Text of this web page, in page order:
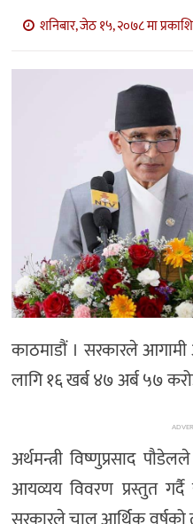
अर्थ
र शनिबार, जेठ १५, २०७८ मा
काठमाडौं । सरकारले
लागि १६ खर्ब ४७ अर्ब ५७
अर्थमन्त्री विष्णुप्रसाद
आयव्यय विवरण प्रस्तुत